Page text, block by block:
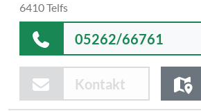
6410 Telfs
05262/66761
Kontakt